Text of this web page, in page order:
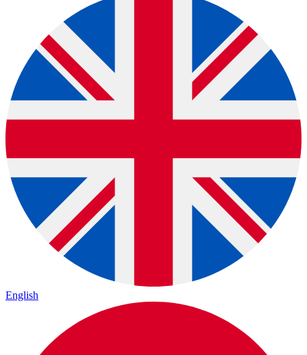
English